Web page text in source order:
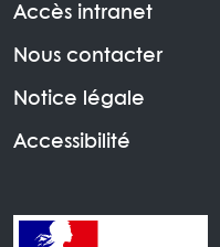
Accès intranet
Nous contacter
Notice légale
Accessibilité